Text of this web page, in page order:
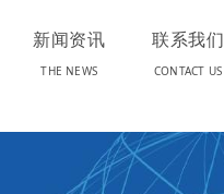
新闻资讯
THE NEWS
联系我们
CONTACT US